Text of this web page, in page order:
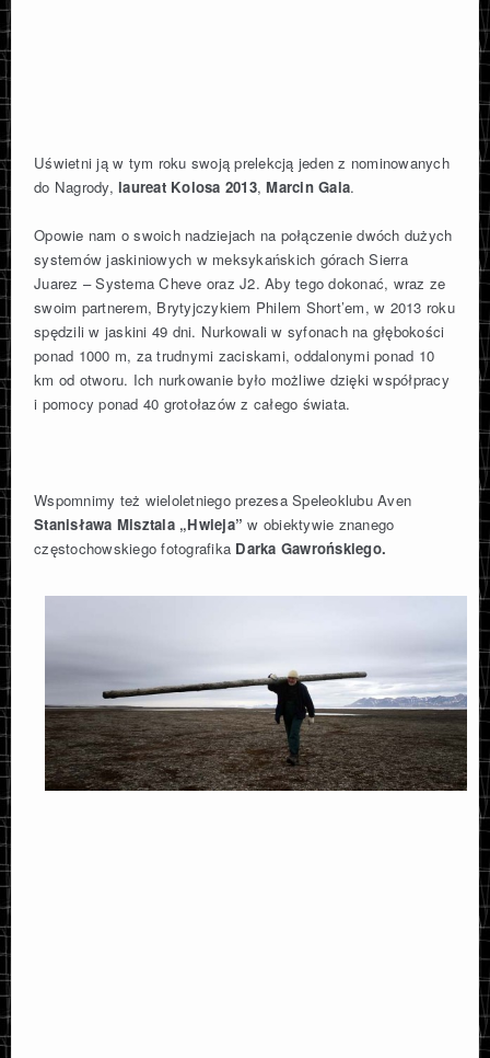
Uświetni ją w tym roku swoją prelekcją jeden z nominowanych
do Nagrody, laureat Kolosa 2013,Marcin Gala.
Opowie nam o swoich nadziejach na połączenie dwóch dużych
systemów jaskiniowych w meksykańskich górach Sierra
Juarez – Systema Cheve oraz J2. Aby tego dokonać, wraz ze
swoim partnerem, Brytyjczykiem Philem Short’em, w 2013 roku
spędzili w jaskini 49 dni. Nurkowali w syfonach na głębokości
ponad 1000 m, za trudnymi zaciskami, oddalonymi ponad 10
km od otworu. Ich nurkowanie było możliwe dzięki współpracy
i pomocy ponad 40 grotołazów z całego świata.
Wspomnimy też wieloletniego prezesa Speleoklubu Aven
Stanisława Misztala „Hwieja” w obiektywie znanego
częstochowskiego fotografika Darka Gawrońskiego.